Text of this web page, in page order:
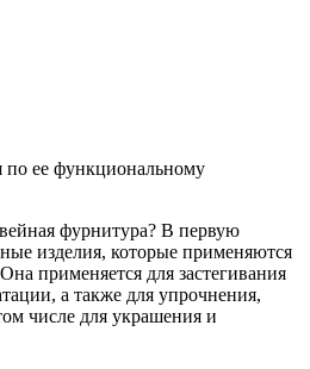
по ее функциональному
фурнитура? В первую
изделия, которые применяются
применяется для застегивания
а также для упрочнения,
числе для украшения и